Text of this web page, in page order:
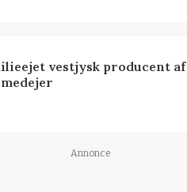
vestjysk producent af
Annonce